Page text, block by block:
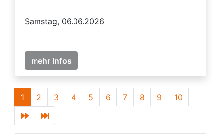
Samstag, 06.06.2026
mehr Infos
1 2 3 4 5 6 7 8 9 10